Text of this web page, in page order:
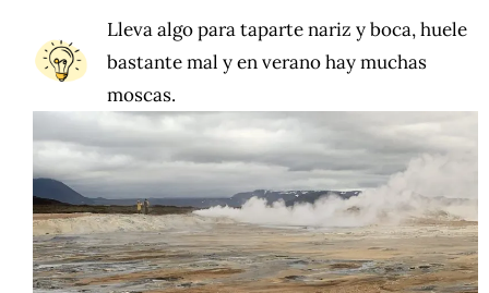
Lleva algo para taparte nariz y boca, huele
bastante mal y en verano hay muchas
moscas.